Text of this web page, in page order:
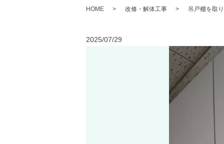
HOME 改修・解体工事 吊戸棚を取
2025/07/29